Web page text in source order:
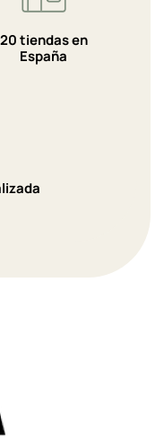
20 tiendas en
España